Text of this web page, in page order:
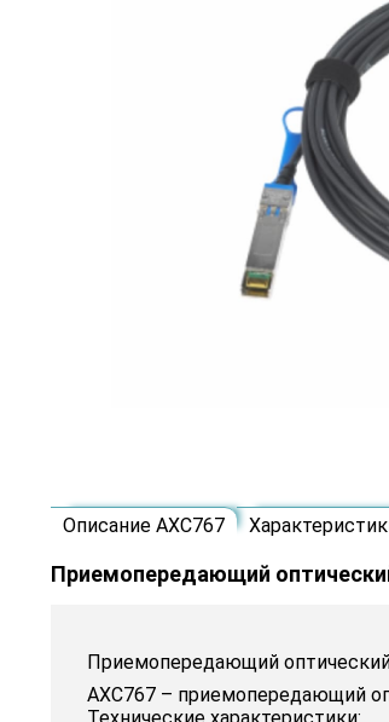
Описание AXC767
Приемопередающий
Приемопередающий
AXC767 – приемопередающий